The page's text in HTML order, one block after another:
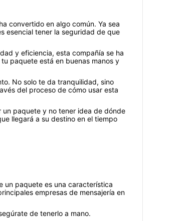
convertido en algo común. Ya sea
esencial tener la seguridad de que
y eficiencia, esta compañía se ha
paquete está en buenas manos y
No solo te da tranquilidad, sino
del proceso de cómo usar esta
un paquete y no tener idea de dónde
llegará a su destino en el tiempo
un paquete es una característica
empresas de mensajería en
de tenerlo a mano.